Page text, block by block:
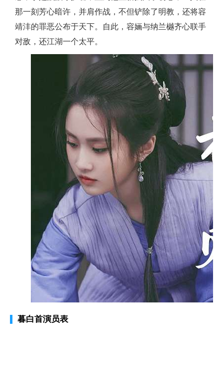
那一刻芳心暗许，并肩作战，不但铲除了明教，还将容
靖沣的罪恶公布于天下。自此，容婳与纳兰樾齐心联手
对敌，还江湖一个太平。
暮白首演员表